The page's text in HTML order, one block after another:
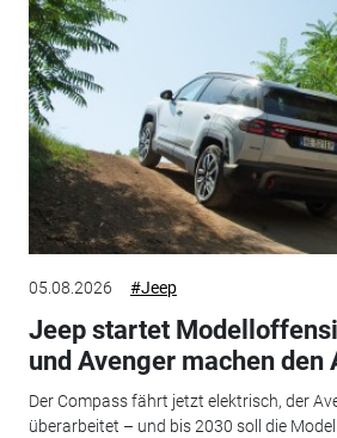
05.08.2026 #Jeep
Jeep startet
und Avenger machen den
Der Compass fährt jetzt elektrisch, der
überarbeitet – und bis 2030 soll die